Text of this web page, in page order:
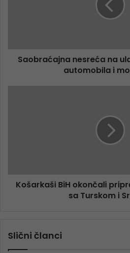
Saobraćajna nesreća na
automobila i
Košarkaši BiH okončali
sa Turskom i
Slični članci